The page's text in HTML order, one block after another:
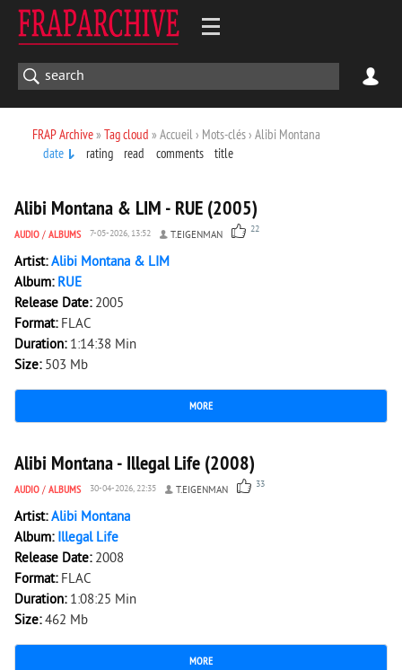
FRAP Archive» Tag cloud » Accueil › Mots-clés › Alibi Montana
date
rating read comments title
Alibi Montana & LIM - RUE (2005)
AUDIO / ALBUMS 7-05-2026, 13:52 T.EIGENMAN 22
Artist:Alibi Montana & LIM
Album: RUE
Release Date: 2005
Format: FLAC
Duration: 1:14:38 Min
Size: 503 Mb
MORE
9 505 0
Alibi Montana - Illegal Life (2008)
AUDIO / ALBUMS 30-04-2026, 22:35 T.EIGENMAN 33
Artist:Alibi Montana
Album: Illegal Life
Release Date: 2008
Format: FLAC
Duration: 1:08:25 Min
Size:462 Mb
MORE